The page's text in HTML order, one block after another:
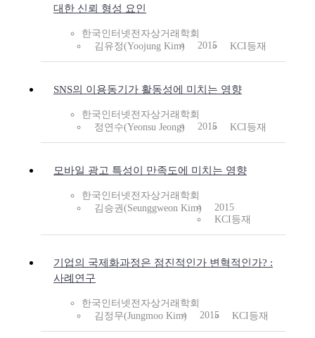
대한 신뢰 형성 요인
한국인터넷전자상거래학회
김유정(Yoojung Kim)
2015 KCI등재
SNS의 이용동기가 활동성에 미치는 영향
한국인터넷전자상거래학회
정연수(Yeonsu Jeong)
2015 KCI등재
모바일 광고 특성이 만족도에 미치는 영향
한국인터넷전자상거래학회
김승권(Seunggweon Kim)
2015
KCI등재
기업의 국제화과정은 점진적인가 변혁적인가? :
사례연구
한국인터넷전자상거래학회
김정무(Jungmoo Kim)
2015 KCI등재